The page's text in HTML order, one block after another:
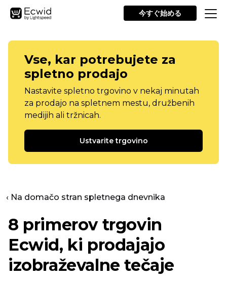
今すぐ始める
Vse, kar potrebujete za
spletno prodajo
Nastavite spletno trgovino v nekaj minutah
za prodajo na spletnem mestu, družbenih
medijih ali tržnicah.
Ustvarite trgovino
‹ Na domačo stran spletnega dnevnika
8 primerov trgovin
Ecwid, ki prodajajo
izobraževalne tečaje